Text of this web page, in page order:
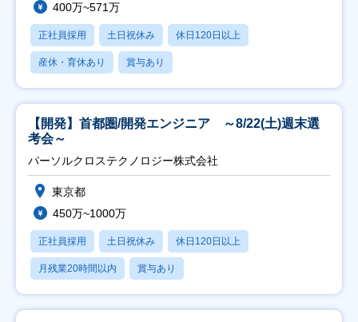
400万~571万
正社員採用 土日祝休み 休日120日以上
産休・育休あり 賞与あり
【開発】首都圏/開発エンジニア ～8/22(土)週末選
考会～
パーソルクロステクノロジー株式会社
東京都
450万~1000万
正社員採用 土日祝休み 休日120日以上
月残業20時間以内 賞与あり